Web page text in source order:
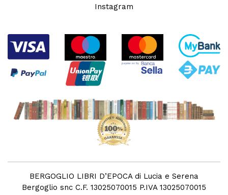
Instagram
BERGOGLIO LIBRI D’EPOCA di Lucia e Serena
Bergoglio snc C.F. 13025070015 P.IVA 13025070015